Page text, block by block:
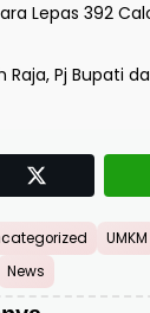
Lepas 392
Raja, Pj Bupati
UMKM
News